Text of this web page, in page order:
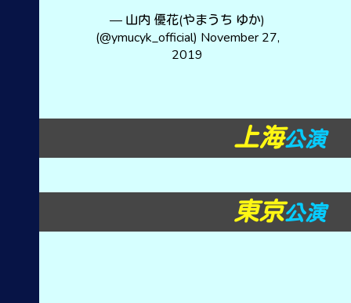
— 山内 優花(やまうち ゆか)
(@ymucyk_official) November 27,
2019
上海公演
東京公演